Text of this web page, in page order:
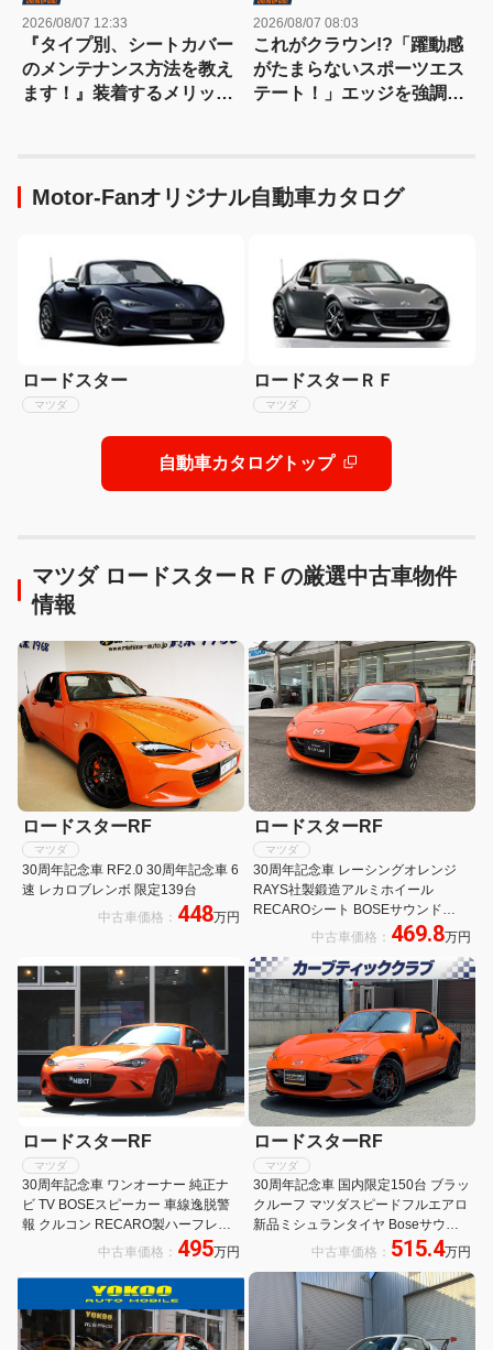
2026/08/07 12:33
『タイプ別、シートカバー
のメンテナンス方法を教え
ます！』装着するメリット
2026/08/07 08:03
これがクラウン!?「躍動感
がたまらないスポーツエス
テート！」エッジを強調し
Motor-Fanオリジナル自動車カタログ
ロードスター
マツダ
ロードスターＲＦ
マツダ
自動車カタログトップ
マツダ ロードスターＲＦの厳選中古車物件
情報
ロードスターRF
マツダ
30周年記念車 RF2.0 30周年記念車 6
速 レカロブレンボ 限定139台
中古車価格： 448万円
ロードスターRF
マツダ
30周年記念車 レーシングオレンジ
RAYS社製鍛造アルミホイール
RECAROシート BOSEサウンド
BILSTEINダンパー フロントBlembo
キャリパー リアNISSINキャリパー
中古車価格： 469.8万円
ロードスターRF
マツダ
30周年記念車 ワンオーナー 純正ナ
ビ TV BOSEスピーカー 車線逸脱警
報 クルコン RECARO製ハーフレザ
ー シートヒーター RAYS製17インチ
中古車価格： 495万円
ロードスターRF
マツダ
30周年記念車 国内限定150台 ブラッ
クルーフ マツダスピードフルエアロ
新品ミシュランタイヤ Boseサウン
ド RECAROシート Brembo
TV Bカメラ
中古車価格： 515.4万円